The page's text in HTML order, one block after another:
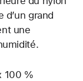
grand
une
100 %